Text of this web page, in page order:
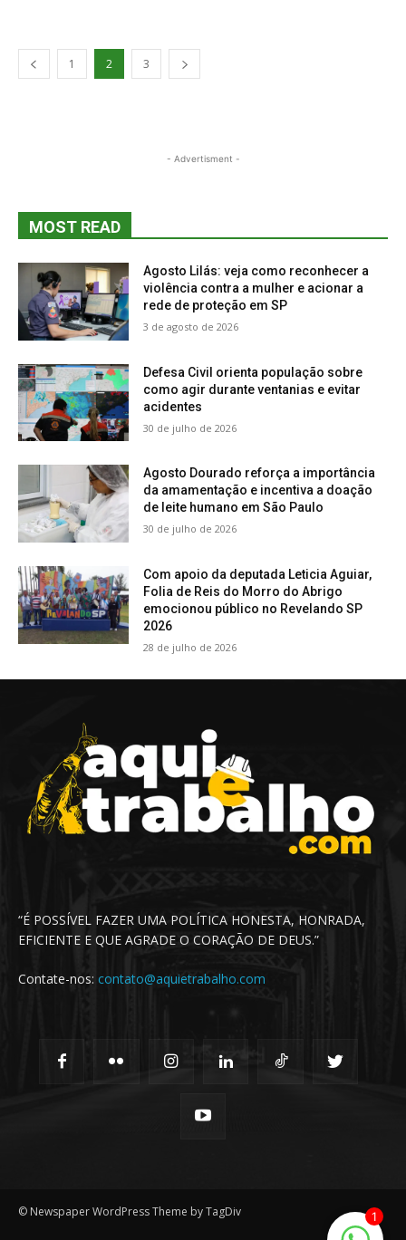
1 2 3
- Advertisment -
MOST READ
Agosto Lilás: veja como reconhecer a
violência contra a mulher e acionar a
rede de proteção em SP
3 de agosto de 2026
Defesa Civil orienta população sobre
como agir durante ventanias e evitar
acidentes
30 de julho de 2026
Agosto Dourado reforça a importância
da amamentação e incentiva a doação
de leite humano em São Paulo
30 de julho de 2026
Com apoio da deputada Leticia Aguiar,
Folia de Reis do Morro do Abrigo
emocionou público no Revelando SP
2026
28 de julho de 2026
“É POSSÍVEL FAZER UMA POLÍTICA HONESTA, HONRADA,
EFICIENTE E QUE AGRADE O CORAÇÃO DE DEUS.”
Contate-nos: contato@aquietrabalho.com
© Newspaper WordPress Theme by TagDiv 1